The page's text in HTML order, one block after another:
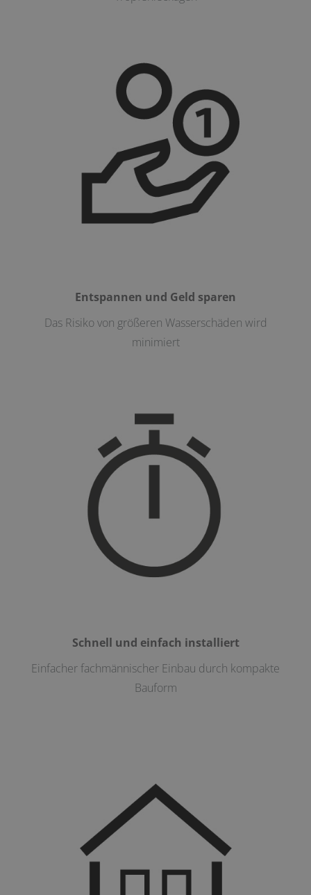
Entspannen und Geld sparen
Das Risiko von größeren Wasserschäden wird
minimiert
Schnell und einfach installiert
Einfacher fachmännischer Einbau durch kompakte
Bauform